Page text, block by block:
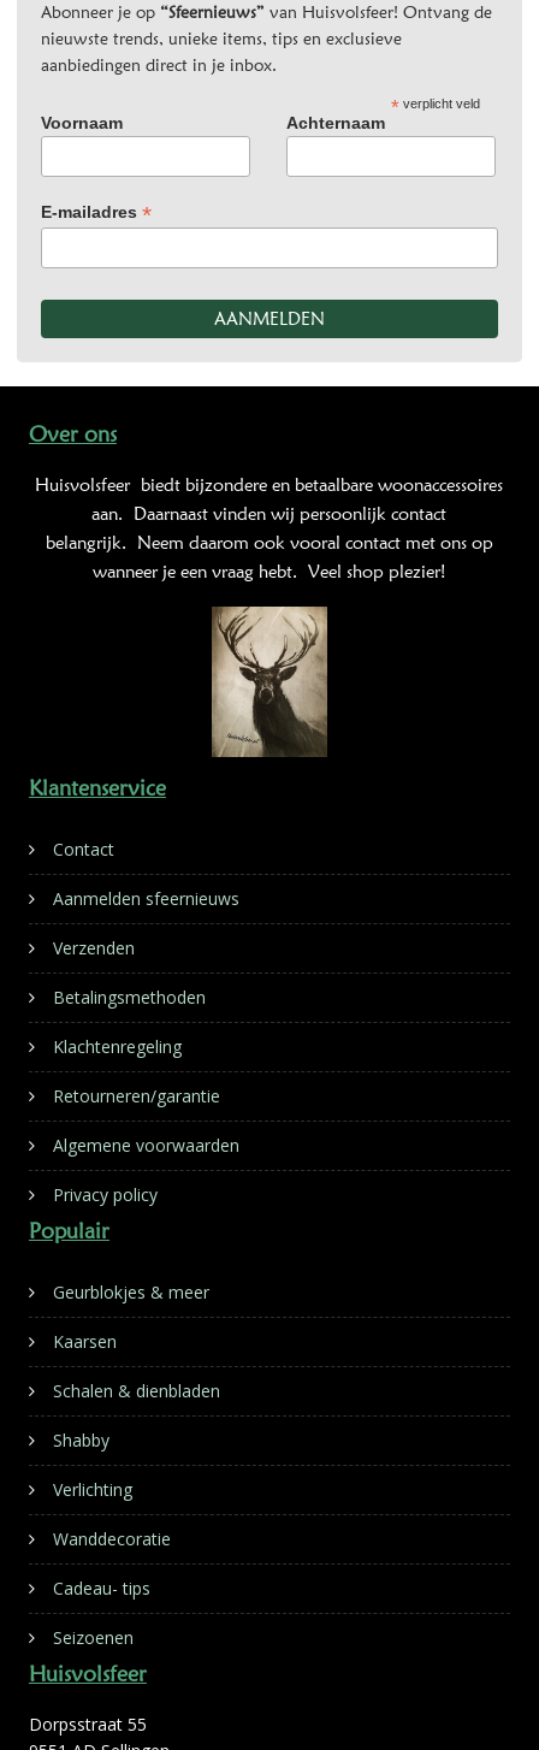
Abonneer je op “Sfeernieuws” van Huisvolsfeer! Ontvang de
nieuwste trends, unieke items, tips en exclusieve
aanbiedingen direct in je inbox.
*verplicht veld
Voornaam Achternaam
E-mailadres *
Over ons
Huisvolsfeer biedt bijzondere en betaalbare woonaccessoires
aan. Daarnaast vinden wij persoonlijk contact
belangrijk. Neem daarom ook vooral contact met ons op
wanneer je een vraag hebt. Veel shop plezier!
Klantenservice
Contact
Aanmelden sfeernieuws
Verzenden
Betalingsmethoden
Klachtenregeling
Retourneren/garantie
Algemene voorwaarden
Privacy policy
Populair
Geurblokjes & meer
Kaarsen
Schalen & dienbladen
Shabby
Verlichting
Wanddecoratie
Cadeau- tips
Seizoenen
Huisvolsfeer
Dorpsstraat 55